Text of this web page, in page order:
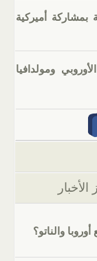
بمشاركة أميركية
ومولدافيا
الأخبار
والناتو؟